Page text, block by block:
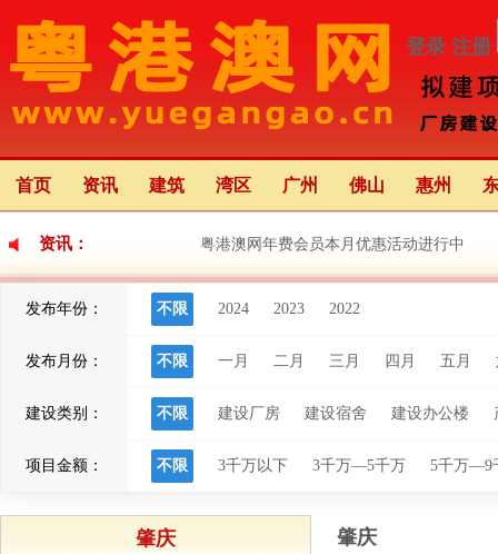
登录 注册
首页 资讯 建筑 湾区 广州 佛山 惠州
资讯： 粤港澳网年费会员本月优惠活动进行中
《珠海市2024年重点建设项目计划》图文
发布年份： 不限 2024 2023 2022
发布月份： 不限 一月 二月 三月 四月 五月
建设类别： 不限 建设厂房 建设宿舍 建设办公楼
项目金额： 不限 3千万以下 3千万—5千万 5千万—9
肇庆 肇庆